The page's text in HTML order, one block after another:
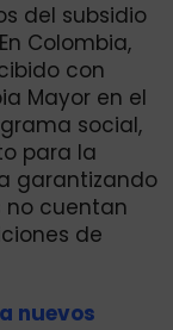
del subsidio
Colombia,
con
Mayor en el
social,
para la
garantizando
no cuentan
de
nuevos